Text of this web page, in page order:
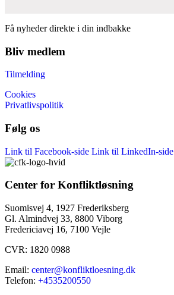
Få nyheder direkte i din indbakke
Bliv medlem
Tilmelding
Cookies
Privatlivspolitik
Følg os
Link til Facebook-side Link til LinkedIn-side
Center for Konfliktløsning
Suomisvej 4, 1927 Frederiksberg
Gl. Almindvej 33, 8800 Viborg
Fredericiavej 16, 7100 Vejle
CVR: 1820 0988
Email: center@konfliktloesning.dk
Telefon: +4535200550